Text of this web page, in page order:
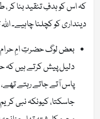
کہ اس کو ہدفِ تنقید بنا
دینداری کو کچلنا چاہیے۔
بعض لوگ حضرتِ امِ حرام
دلیل پیش کرتے ہیں کہ
پاس آتے جاتے رہتے
جاسکتا، کیونکہ نبی